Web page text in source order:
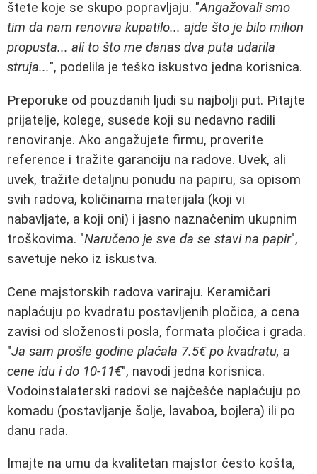
štete koje se skupo popravljaju. "Angažovali smo
tim da nam renovira kupatilo... ajde što je bilo milion
propusta... ali to što me danas dva puta udarila
struja...", podelila je teško iskustvo jedna korisnica.
Preporuke od pouzdanih ljudi su najbolji put. Pitajte
prijatelje, kolege, susede koji su nedavno radili
renoviranje. Ako angažujete firmu, proverite
reference i tražite garanciju na radove. Uvek, ali
uvek, tražite detaljnu ponudu na papiru, sa opisom
svih radova, količinama materijala (koji vi
nabavljate, a koji oni) i jasno naznačenim ukupnim
troškovima. "Naručeno je sve da se stavi na papir",
savetuje neko iz iskustva.
Cene majstorskih radova variraju. Keramičari
naplaćuju po kvadratu postavljenih pločica, a cena
zavisi od složenosti posla, formata pločica i grada.
"Ja sam prošle godine plaćala 7.5€ po kvadratu, a
cene idu i do 10-11€", navodi jedna korisnica.
Vodoinstalaterski radovi se najčešće naplaćuju po
komadu (postavljanje šolje, lavaboa, bojlera) ili po
danu rada.
Imajte na umu da kvalitetan majstor često košta,